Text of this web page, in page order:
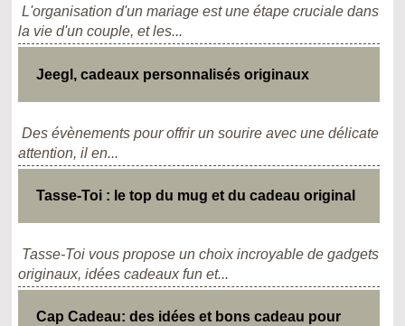
L'organisation d'un mariage est une étape cruciale dans
la vie d'un couple, et les...
Jeegl, cadeaux personnalisés originaux
Des évènements pour offrir un sourire avec une délicate
attention, il en...
Tasse-Toi : le top du mug et du cadeau original
Tasse-Toi vous propose un choix incroyable de gadgets
originaux, idées cadeaux fun et...
Cap Cadeau: des idées et bons cadeau pour